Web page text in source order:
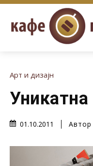
Арт и дизајн
Уникатна
01.10.2011 Автор